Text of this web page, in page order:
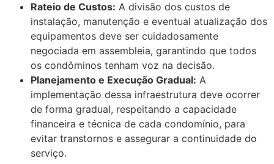
Rateio de Custos: A divisão dos custos de
instalação, manutenção e eventual atualização dos
equipamentos deve ser cuidadosamente
negociada em assembleia, garantindo que todos
os condôminos tenham voz na decisão.
Planejamento e Execução Gradual: A
implementação dessa infraestrutura deve ocorrer
de forma gradual, respeitando a capacidade
financeira e técnica de cada condomínio, para
evitar transtornos e assegurar a continuidade do
serviço.